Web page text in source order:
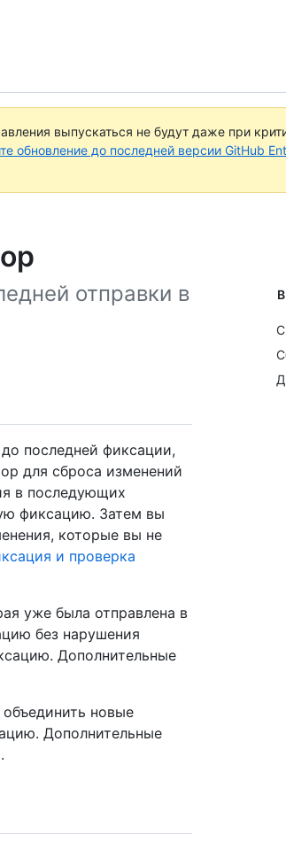
выпускаться не будут даже при
обновление до последней версии GitHub
отправки в
последней фиксации,
для сброса изменений
в последующих
фиксацию. Затем вы
которые вы не
и проверка
уже была отправлена в
без нарушения
Дополнительные
новые
Дополнительные
.